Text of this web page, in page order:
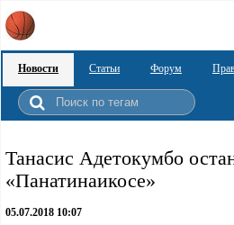
Новости Статьи Форум
Танасис Адетокумбо
«Панатинаикосе»
05.07.2018 10:07